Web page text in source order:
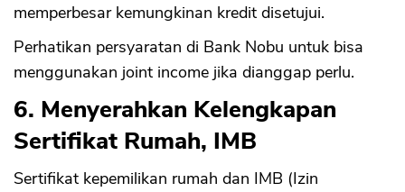
memperbesar kemungkinan kredit disetujui.
Perhatikan persyaratan di Bank Nobu untuk bisa
menggunakan joint income jika dianggap perlu.
6. Menyerahkan Kelengkapan
Sertifikat Rumah, IMB
Sertifikat kepemilikan rumah dan IMB (Izin